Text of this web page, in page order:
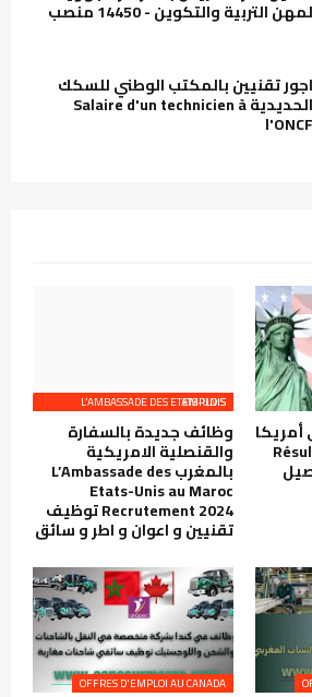
لمهن التربية والتكوين - 14450 منصب
اجور تقنيين بالمكتب الوطني للسكك
الحديدية Salaire d'un technicien à
l'ONCF
أمريكا
L’AMBASSADE DES ETATS-UNIS EMPLOIS
وظائف جديدة بالسفارة
والقنصلية الامريكية
بالمغرب L’Ambassade des
Etats-Unis au Maroc
Recrutement 2024 توظيف
تقنيين و اعوان و اطر و سائق
OFFRES D'EMPLOI AU CANADA